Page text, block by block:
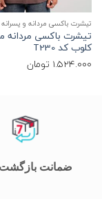
تیشرت باکسی مردانه و پسرانه
تیشرت باکسی مردانه
کلوب کد T230
1.524.000تومان
ضمانت